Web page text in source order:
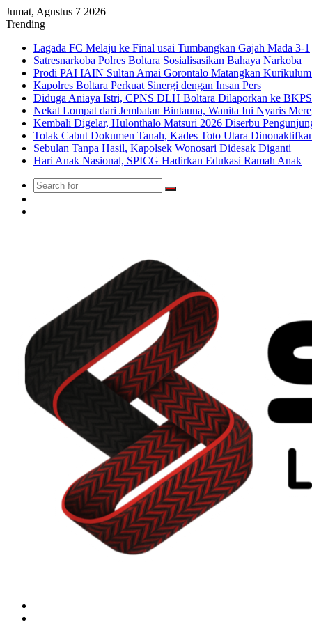
Jumat, Agustus 7 2026
Trending
Lagada FC Melaju ke Final usai Tumbangkan Gajah Mada 3-1
Satresnarkoba Polres Boltara Sosialisasikan Bahaya Narkoba
Prodi PAI IAIN Sultan Amai Gorontalo Matangkan
Kapolres Boltara Perkuat Sinergi dengan Insan Pers
Diduga Aniaya Istri, CPNS DLH Boltara Dilaporkan ke
Nekat Lompat dari Jembatan Bintauna, Wanita Ini Nyaris
Kembali Digelar, Hulonthalo Matsuri 2026 Diserbu
Tolak Cabut Dokumen Tanah, Kades Toto Utara
Sebulan Tanpa Hasil, Kapolsek Wonosari Didesak Diganti
Hari Anak Nasional, SPICG Hadirkan Edukasi Ramah Anak
Search